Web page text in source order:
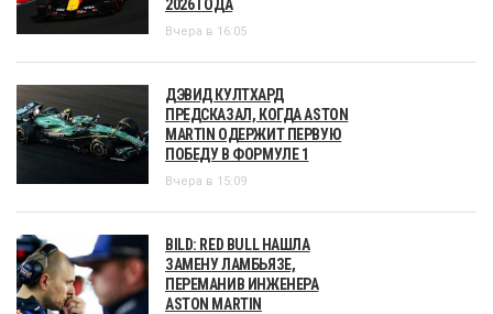
2026 ГОДА
Вчера в 16:05
ДЭВИД КУЛТХАРД
ПРЕДСКАЗАЛ, КОГДА ASTON
MARTIN ОДЕРЖИТ ПЕРВУЮ
ПОБЕДУ В ФОРМУЛЕ 1
Вчера в 15:09
BILD: RED BULL НАШЛА
ЗАМЕНУ ЛАМБЬЯЗЕ,
ПЕРЕМАНИВ ИНЖЕНЕРА
ASTON MARTIN